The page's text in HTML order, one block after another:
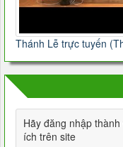
Thánh Lễ trực tuyến
Hãy đăng nhập
ích trên site